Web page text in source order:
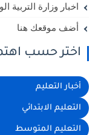
اخبار وزارة التربية
أضف موقعك هنا
اختر حسب
أخبار التعليم
التعليم الابتدائي
التعليم المتوسط